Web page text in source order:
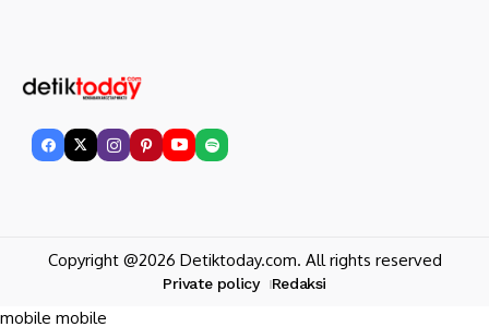
Copyright @2026 Detiktoday.com. All rights reserved
Private policy Redaksi